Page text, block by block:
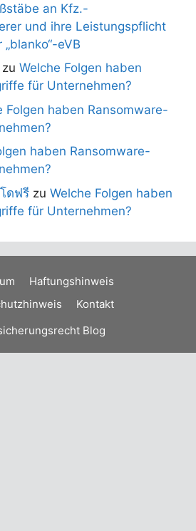
an Kfz.-
und ihre Leistungspflicht
eVB
zu Welche Folgen haben
für Unternehmen?
Folgen haben Ransomware-
haben Ransomware-
ดฟรี zu Welche Folgen haben
für Unternehmen?
Haftungshinweis
Kontakt
Blog